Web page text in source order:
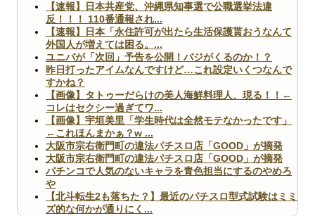
【速報】日本共産党、沖縄県知事選で公職選挙法違
反！！！ 110番通報され...
【速報】日本「永住許可が出たら生活保護貰おうなんて
外国人が増えては困る。...
ユニバが「次回」予告を公開！バジがくるのか！？
昨日打ったアイムなんですけど…これ設定いくつなんで
すかね？
【画像】タトゥーだらけの美人海鮮料理人、現る！！←
コレはセクシー過ぎてワ...
【画像】宇垣美里「学生時代は全然モテなかったです」
←これほんまかぁ？w ...
大阪市宗右衛門町の違法パチスロ店「GOOD」が摘発
大阪市宗右衛門町の違法パチスロ店「GOOD」が摘発
パチンコで人気のないキャラを青色担当にするのやめろ
や
【北斗転生2も落ちた？】最近のパチスロ型式試験はミミ
ズ的な何かが通りにく...